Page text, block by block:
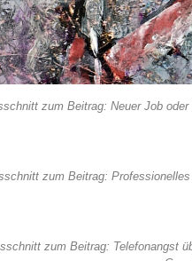
zum Beitrag: Neuer Job
zum Beitrag:
zum Beitrag: Telefonangst